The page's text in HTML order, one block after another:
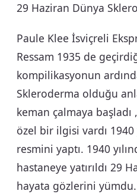
29 Haziran Dünya
Paule Klee İsviçreli
Ressam 1935 de
kompilikasyonun
Skleroderma olduğu
keman çalmaya başladı
özel bir ilgisi vardı 1940
resmini yaptı. 1940
hastaneye yatırıldı 29
hayata gözlerini